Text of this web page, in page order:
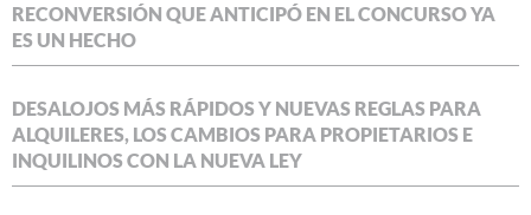
RECONVERSIÓN QUE ANTICIPÓ EN EL CONCURSO YA
ES UN HECHO
DESALOJOS MÁS RÁPIDOS Y NUEVAS REGLAS PARA
ALQUILERES, LOS CAMBIOS PARA PROPIETARIOS E
INQUILINOS CON LA NUEVA LEY